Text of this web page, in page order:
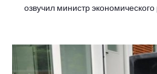
озвучил министр